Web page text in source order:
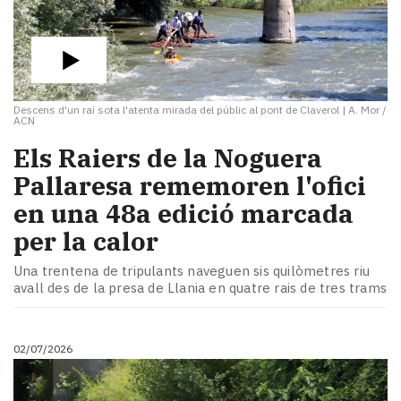
Descens d'un rai sota l'atenta mirada del públic al pont de Claverol | A. Mor /
ACN
​Els Raiers de la Noguera
Pallaresa rememoren l'ofici
en una 48a edició marcada
per la calor
Una trentena de tripulants naveguen sis quilòmetres riu
avall des de la presa de Llania en quatre rais de tres trams
02/07/2026